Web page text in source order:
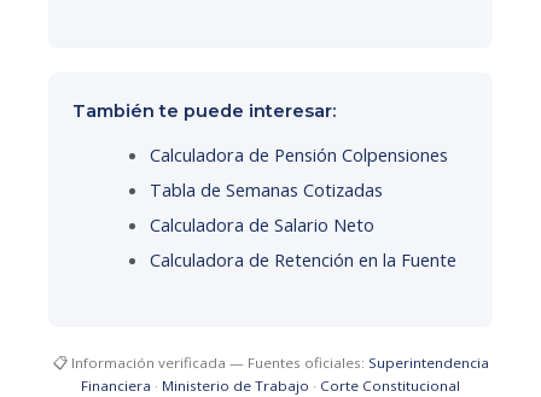
También te puede interesar:
Calculadora de Pensión Colpensiones
Tabla de Semanas Cotizadas
Calculadora de Salario Neto
Calculadora de Retención en la Fuente
📋 Información verificada — Fuentes oficiales: Superintendencia
Financiera · Ministerio de Trabajo · Corte Constitucional